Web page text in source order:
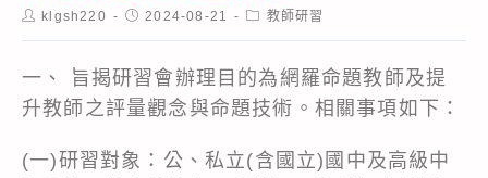
Postklgsh220
Post2024-08-21
Post教師研習
一、 旨揭研習會辦理目的為網羅命題教師及提
升教師之評量觀念與命題技術。相關事項如下：
(一)研習對象：公、私立(含國立)國中及高級中